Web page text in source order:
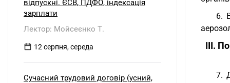
6.
III.
7.
відпускні. ЄСВ, ПДФО, індексація
зарплати
Лектор: Мойсеєнко Т.
12 серпня, середа
Сучасний трудовий договір (усний,